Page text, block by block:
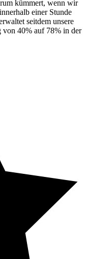
kümmert, wenn wir
einer Stunde
seitdem unsere
von 40% auf 78% in der